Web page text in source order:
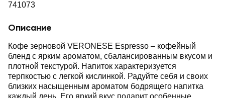
741073
Описание
Кофе зерновой VERONESE Espresso – кофейный
бленд с ярким ароматом, сбалансированным вкусом и
плотной текстурой. Напиток характеризуется
терпкостью с легкой кислинкой. Радуйте себя и своих
близких насыщенным ароматом бодрящего напитка
каждый день. Его яркий вкус подарит особенные